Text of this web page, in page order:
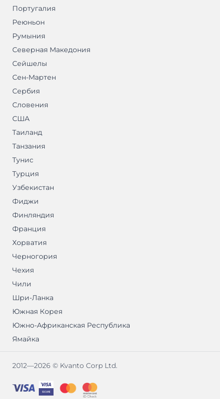
Португалия
Реюньон
Румыния
Северная Македония
Сейшелы
Сен-Мартен
Сербия
Словения
США
Таиланд
Танзания
Тунис
Турция
Узбекистан
Фиджи
Финляндия
Франция
Хорватия
Черногория
Чехия
Чили
Шри-Ланка
Южная Корея
Южно-Африканская Республика
Ямайка
2012—2026 © Kvanto Corp Ltd.